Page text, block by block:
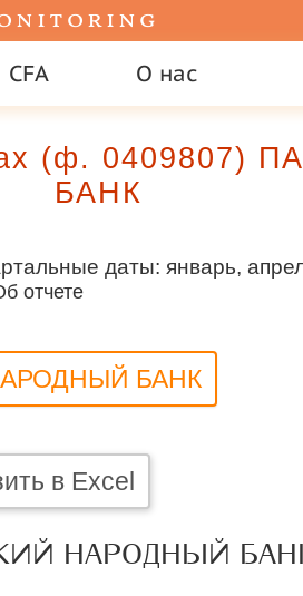
CFA О нас
(ф.
БАНК
даты: январь,
отчете
БАНК
в Excel
НАРОДНЫЙ